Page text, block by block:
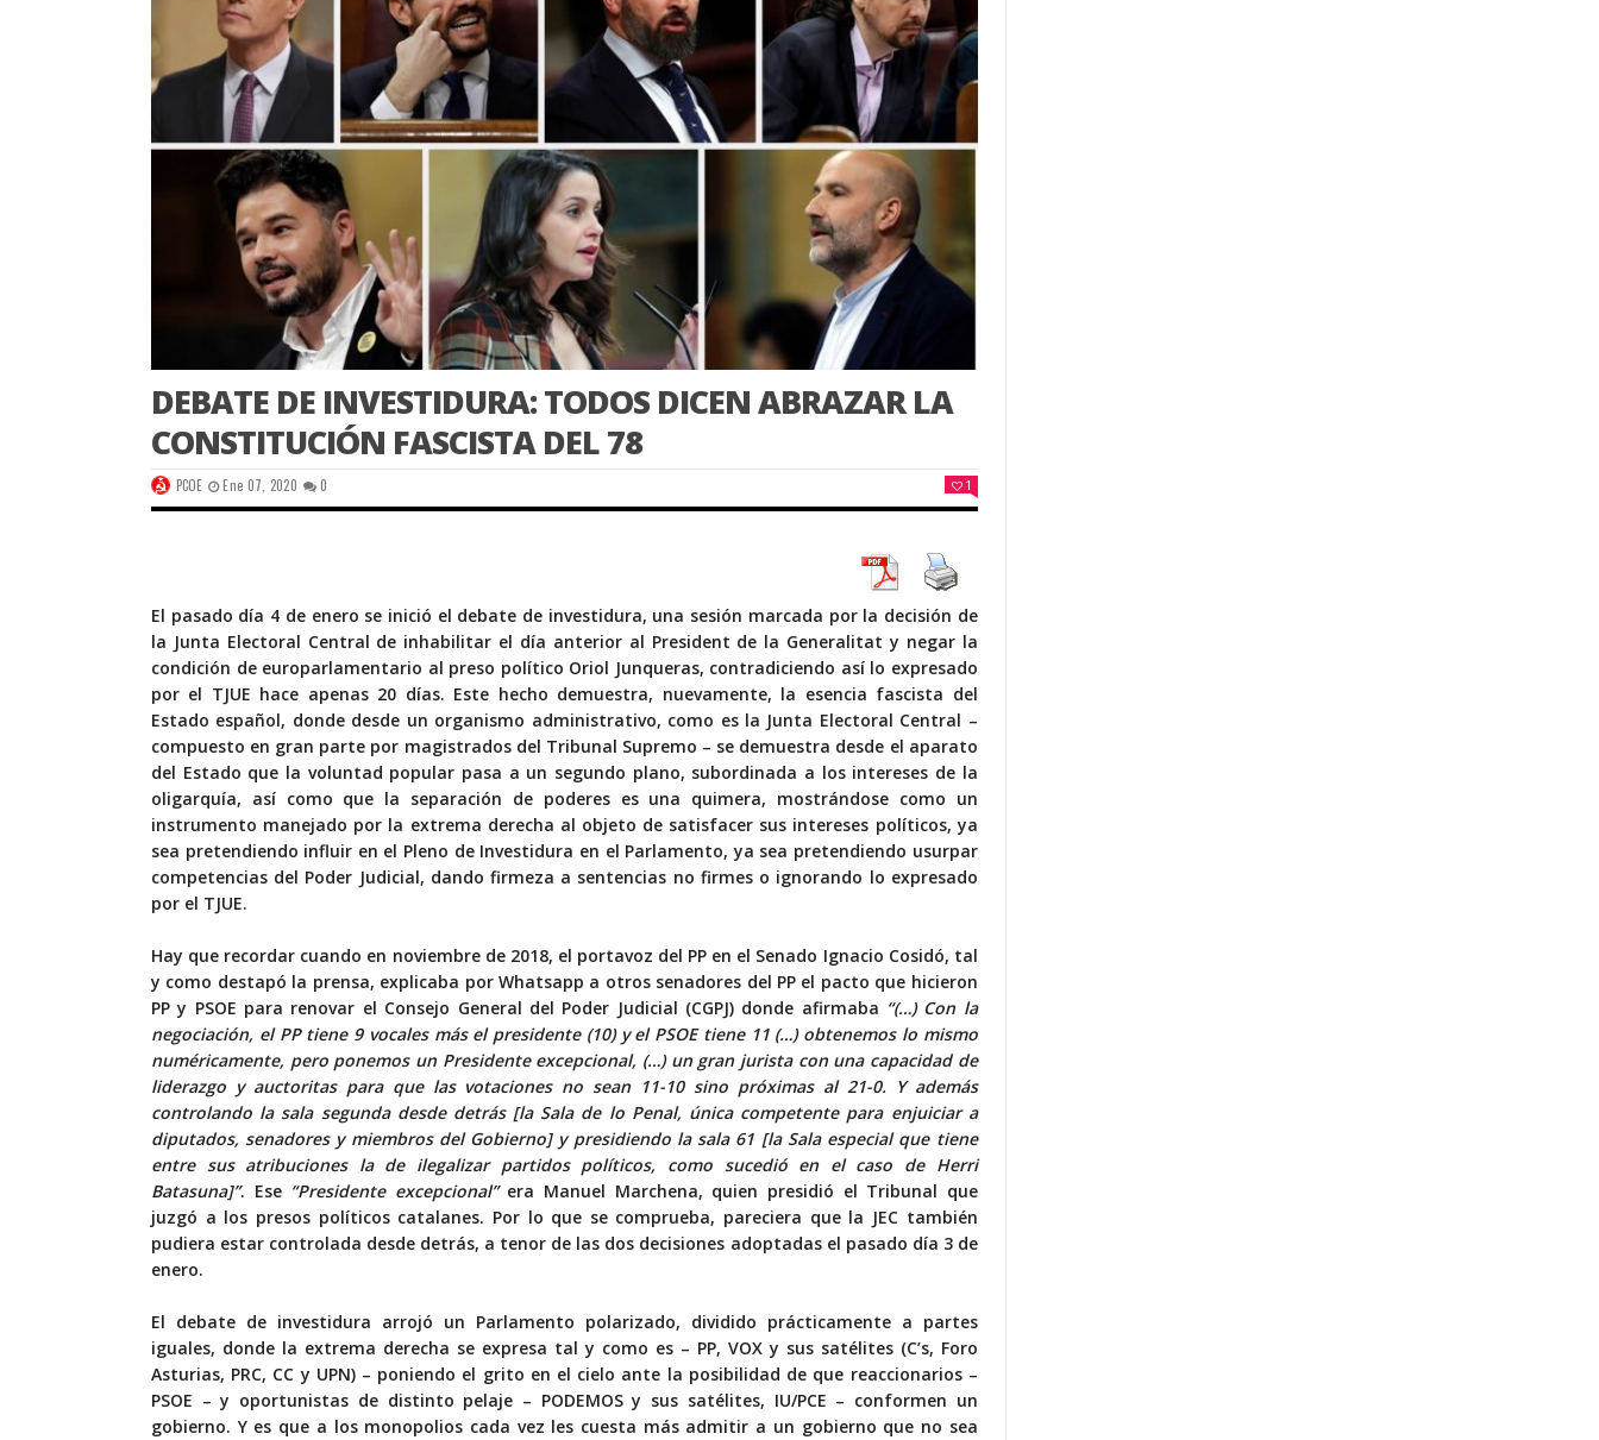
DEBATE DE INVESTIDURA: TODOS DICEN ABRAZAR LA
CONSTITUCIÓN FASCISTA DEL 78
PCOE Ene 07, 2020 0 1
El pasado día 4 de enero se inició el debate de investidura, una sesión marcada por la decisión de
la Junta Electoral Central de inhabilitar el día anterior al President de la Generalitat y negar la
condición de europarlamentario al preso político Oriol Junqueras, contradiciendo así lo expresado
por el TJUE hace apenas 20 días. Este hecho demuestra, nuevamente, la esencia fascista del
Estado español, donde desde un organismo administrativo, como es la Junta Electoral Central –
compuesto en gran parte por magistrados del Tribunal Supremo – se demuestra desde el aparato
del Estado que la voluntad popular pasa a un segundo plano, subordinada a los intereses de la
oligarquía, así como que la separación de poderes es una quimera, mostrándose como un
instrumento manejado por la extrema derecha al objeto de satisfacer sus intereses políticos, ya
sea pretendiendo influir en el Pleno de Investidura en el Parlamento, ya sea pretendiendo usurpar
competencias del Poder Judicial, dando firmeza a sentencias no firmes o ignorando lo expresado
por el TJUE.
Hay que recordar cuando en noviembre de 2018, el portavoz del PP en el Senado Ignacio Cosidó, tal
y como destapó la prensa, explicaba por Whatsapp a otros senadores del PP el pacto que hicieron
PP y PSOE para renovar el Consejo General del Poder Judicial (CGPJ) donde afirmaba “(…) Con la
negociación, el PP tiene 9 vocales más el presidente (10) y el PSOE tiene 11 (…) obtenemos lo mismo
numéricamente, pero ponemos un Presidente excepcional, (…) un gran jurista con una capacidad de
liderazgo y auctoritas para que las votaciones no sean 11-10 sino próximas al 21-0. Y además
controlando la sala segunda desde detrás [la Sala de lo Penal, única competente para enjuiciar a
diputados, senadores y miembros del Gobierno] y presidiendo la sala 61 [la Sala especial que tiene
entre sus atribuciones la de ilegalizar partidos políticos, como sucedió en el caso de Herri
Batasuna]”. Ese “Presidente excepcional”era Manuel Marchena, quien presidió el Tribunal que
juzgó a los presos políticos catalanes. Por lo que se comprueba, pareciera que la JEC también
pudiera estar controlada desde detrás, a tenor de las dos decisiones adoptadas el pasado día 3 de
enero.
El debate de investidura arrojó un Parlamento polarizado, dividido prácticamente a partes
iguales, donde la extrema derecha se expresa tal y como es – PP, VOX y sus satélites (C’s, Foro
Asturias, PRC, CC y UPN) – poniendo el grito en el cielo ante la posibilidad de que reaccionarios –
PSOE – y oportunistas de distinto pelaje – PODEMOS y sus satélites, IU/PCE – conformen un
gobierno. Y es que a los monopolios cada vez les cuesta más admitir a un gobierno que no sea